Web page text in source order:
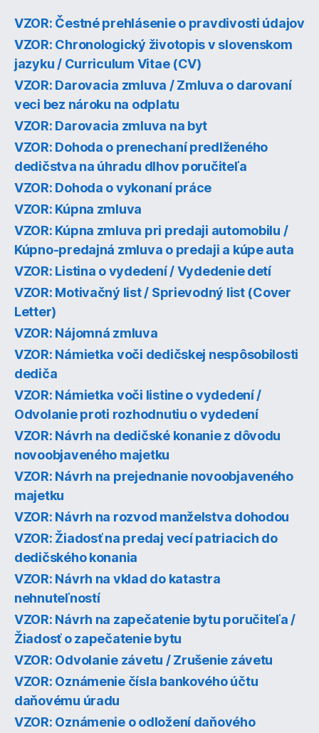
VZOR: Čestné prehlásenie o pravdivosti údajov
VZOR: Chronologický životopis v slovenskom
jazyku / Curriculum Vitae (CV)
VZOR: Darovacia zmluva / Zmluva o darovaní
veci bez nároku na odplatu
VZOR: Darovacia zmluva na byt
VZOR: Dohoda o prenechaní predlženého
dedičstva na úhradu dlhov poručiteľa
VZOR: Dohoda o vykonaní práce
VZOR: Kúpna zmluva
VZOR: Kúpna zmluva pri predaji automobilu /
Kúpno-predajná zmluva o predaji a kúpe auta
VZOR: Listina o vydedení / Vydedenie detí
VZOR: Motivačný list / Sprievodný list (Cover
Letter)
VZOR: Nájomná zmluva
VZOR: Námietka voči dedičskej nespôsobilosti
dediča
VZOR: Námietka voči listine o vydedení /
Odvolanie proti rozhodnutiu o vydedení
VZOR: Návrh na dedičské konanie z dôvodu
novoobjaveného majetku
VZOR: Návrh na prejednanie novoobjaveného
majetku
VZOR: Návrh na rozvod manželstva dohodou
VZOR: Žiadosť na predaj vecí patriacich do
dedičského konania
VZOR: Návrh na vklad do katastra
nehnuteľností
VZOR: Návrh na zapečatenie bytu poručiteľa /
Žiadosť o zapečatenie bytu
VZOR: Odvolanie závetu / Zrušenie závetu
VZOR: Oznámenie čísla bankového účtu
daňovému úradu
VZOR: Oznámenie o odložení daňového